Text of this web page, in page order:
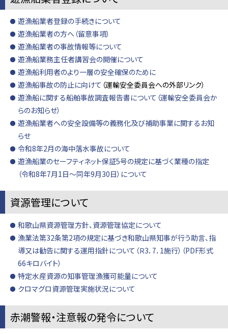
遊漁船業者登録の手続きについて
遊漁船業者の方へ（留意事項）
遊漁船業者の事故情報等について
遊漁船業務主任者講習会の開催について
遊漁船利用者のより一層の安全確保のために
遊漁船事故の防止に向けて （運輸安全委員会への外部リンク）
遊漁船に関する船舶事故調査報告書について（運輸安全委員会か
らのお知らせ）
遊漁船業者への安全設備等の義務化及び補助事業に関するお知
らせ
令和8年2月の海中落水事故について
遊漁船業のセーフティネット保証5号の規定に基づく業種の指定
（令和8年7月1日～同年9月30日）について
資源管理について
和歌山県資源管理方針、資源管理協定について
漁業法第32条第2項の規定に基づき和歌山県知事が行う助言、指
導又は勧告に関する運用指針について（Ｒ3．7．1施行）（PDF形式
66キロバイト）
特定水産資源の知事管理漁獲可能量について
クロマグロ資源管理実施状況について
赤潮警報・注意報の発令について